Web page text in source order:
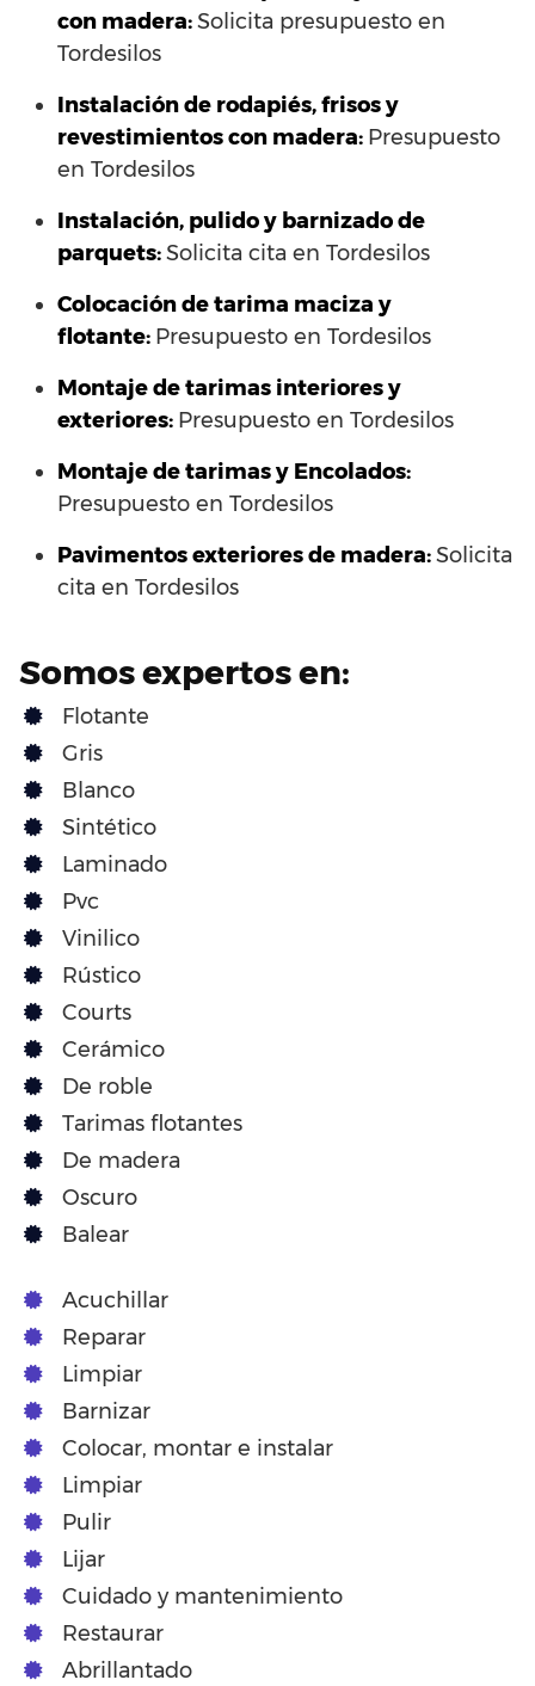
con madera:Solicita presupuesto en
Tordesilos
Instalación de rodapiés, frisos y
revestimientos con madera: Presupuesto
en Tordesilos
Instalación, pulido y barnizado de
parquets:Solicita cita en Tordesilos
Colocación de tarima maciza y
flotante: Presupuesto en Tordesilos
Montaje de tarimas interiores y
exteriores: Presupuesto en Tordesilos
Montaje de tarimas y Encolados:
Presupuesto en Tordesilos
Pavimentos exteriores de madera:Solicita
cita en Tordesilos
Somos expertos en:
Flotante
Gris
Blanco
Sintético
Laminado
Pvc
Vinilico
Rústico
Courts
Cerámico
De roble
Tarimas flotantes
De madera
Oscuro
Balear
Acuchillar
Reparar
Limpiar
Barnizar
Colocar, montar e instalar
Limpiar
Pulir
Lijar
Cuidado y mantenimiento
Restaurar
Abrillantado